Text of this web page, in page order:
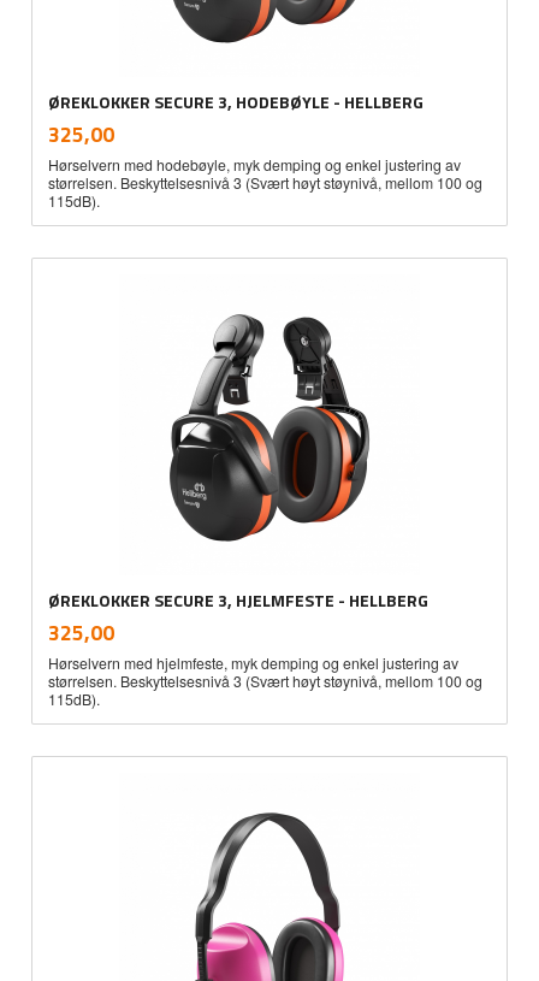
ØREKLOKKER SECURE 3, HODEBØYLE - HELLBERG
Pris
325,00mva.
Hørselvern med hodebøyle, myk demping og enkel justering av
størrelsen. Beskyttelsesnivå 3 (Svært høyt støynivå, mellom 100 og
115dB).
ØREKLOKKER SECURE 3, HJELMFESTE - HELLBERG
Pris
325,00mva.
Hørselvern med hjelmfeste, myk demping og enkel justering av
størrelsen. Beskyttelsesnivå 3 (Svært høyt støynivå, mellom 100 og
115dB).